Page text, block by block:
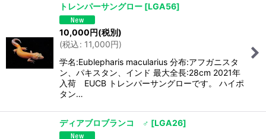
トレンパーサングロー [LGA56]
10,000円(税別)
(税込: 11,000円)
学名:Eublepharis macularius 分布:アフガニスタ
ン、パキスタン、インド 最大全長:28cm 2021年
入荷 EUCB トレンパーサングローです。 ハイポ
タン…
ディアブロブランコ ♂ [LGA26]